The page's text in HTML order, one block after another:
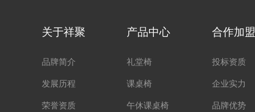
关于祥聚
品牌简介
发展历程
荣誉资质
产品中心
礼堂椅
课桌椅
午休课桌椅
合作加盟
投标资质
企业实力
品牌优势